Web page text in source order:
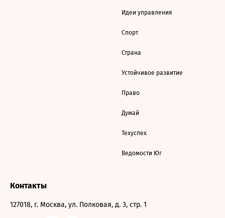
Идеи управления
Спорт
Страна
Устойчивое развитие
Право
Думай
Техуспех
Ведомости Юг
Контакты
127018, г. Москва, ул. Полковая, д. 3, стр. 1